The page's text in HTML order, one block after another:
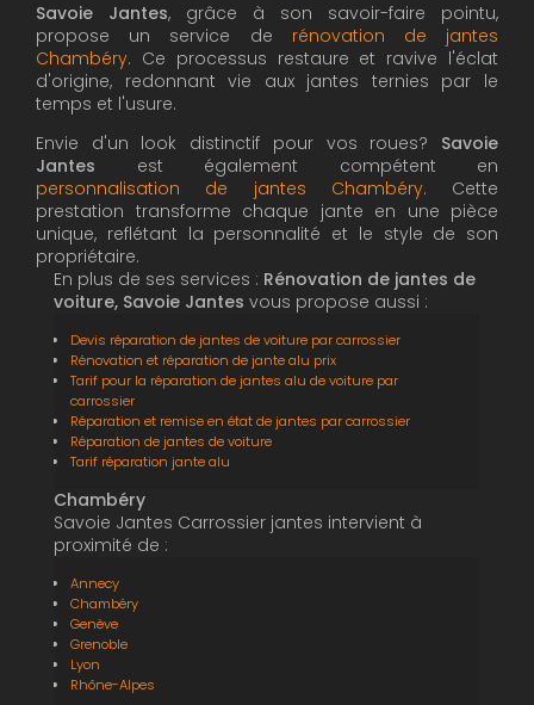
Savoie Jantes, grâce à son savoir-faire pointu,
propose un service de rénovation de jantes
Chambéry. Ce processus restaure et ravive l'éclat
d'origine, redonnant vie aux jantes ternies par le
temps et l'usure.
Envie d'un look distinctif pour vos roues? Savoie
Jantes est également compétent en
personnalisation de jantes Chambéry. Cette
prestation transforme chaque jante en une pièce
unique, reflétant la personnalité et le style de son
propriétaire.
En plus de ses services : Rénovation de jantes de
voiture, Savoie Jantes vous propose aussi :
Devis réparation de jantes de voiture par carrossier
Rénovation et réparation de jante alu prix
Tarif pour la réparation de jantes alu de voiture par
carrossier
Réparation et remise en état de jantes par carrossier
Réparation de jantes de voiture
Tarif réparation jante alu
Chambéry
Savoie Jantes Carrossier jantes intervient à
proximité de :
Annecy
Chambéry
Genève
Grenoble
Lyon
Rhône-Alpes